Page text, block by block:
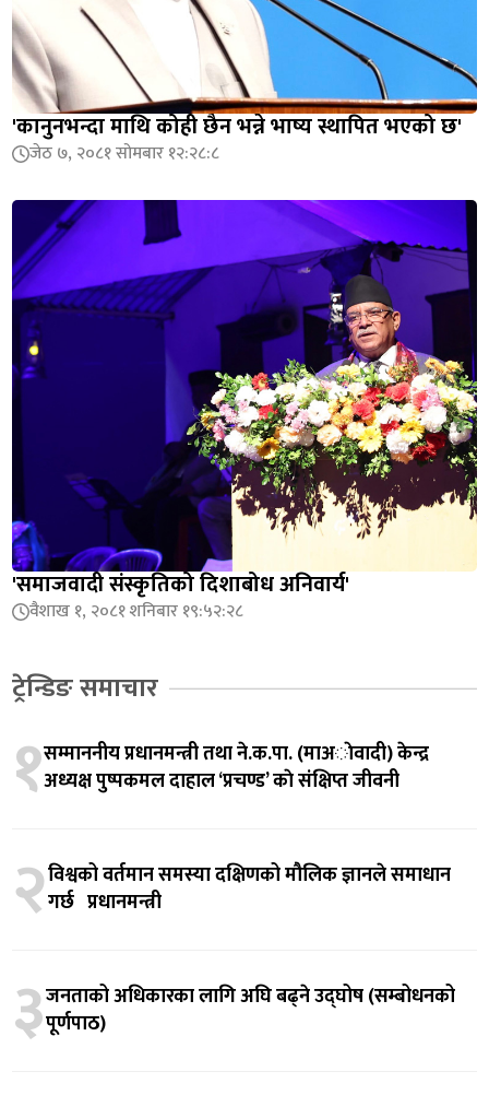
'कानुनभन्दा माथि कोही छैन भन्ने भाष्य स्थापित भएको छ'
जेठ ७, २०८१ सोमबार १२:२८:८
'समाजवादी संस्कृतिको दिशाबोध अनिवार्य'
वैशाख १, २०८१ शनिबार १९:५२:२८
ट्रेन्डिङ समाचार
१सम्माननीय प्रधानमन्त्री तथा ने.क.पा. (माअाेवादी) केन्द्र
अध्यक्ष पुष्पकमल दाहाल ‘प्रचण्ड’ काे संक्षिप्त जीवनी
२विश्वको वर्तमान समस्या दक्षिणको मौलिक ज्ञानले समाधान
गर्छ प्रधानमन्त्री
३जनताको अधिकारका लागि अघि बढ्ने उद्घोष (सम्बोधनको
पूर्णपाठ)